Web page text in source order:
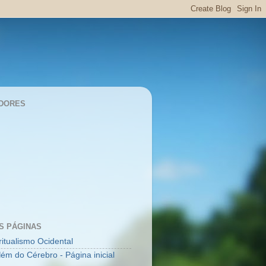
PÁGINAS
Ocidental
do Cérebro - Página inicial